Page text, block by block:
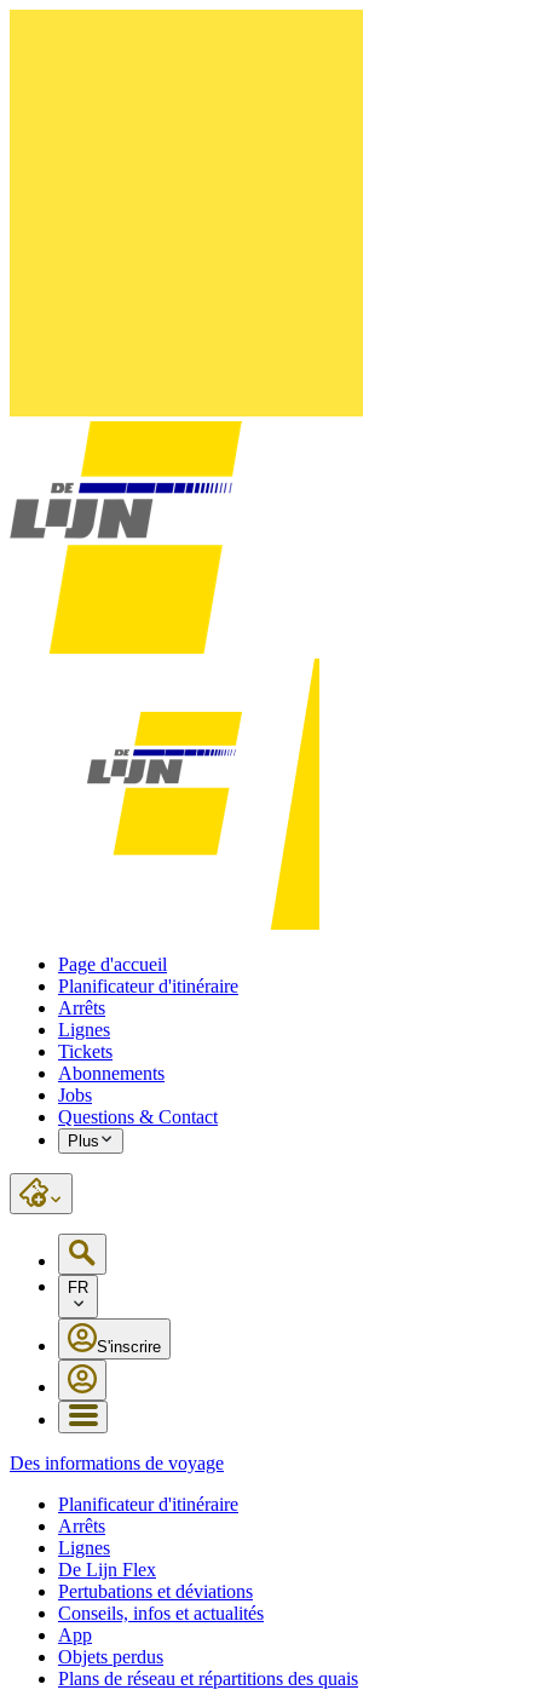
Page d'accueil
Planificateur d'itinéraire
Arrêts
Lignes
Tickets
Abonnements
Jobs
Questions & Contact
Plus
FR
S'inscrire
Des informations de voyage
Planificateur d'itinéraire
Arrêts
Lignes
De Lijn Flex
Pertubations et déviations
Conseils, infos et actualités
App
Objets perdus
Plans de réseau et répartitions des quais